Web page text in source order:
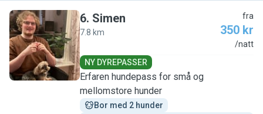
S
6. Simen
7.8 km
fra
350 kr
/natt
NY DYREPASSER
Erfaren hundepass for små og
mellomstore hunder
Bor med 2 hunder